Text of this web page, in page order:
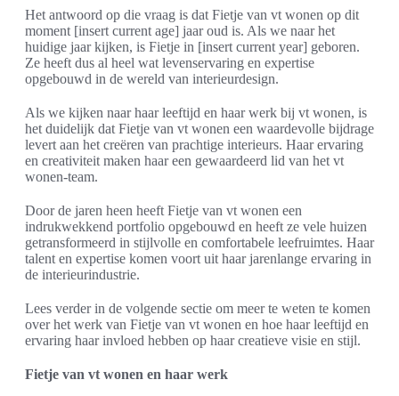
Het antwoord op die vraag is dat Fietje van vt wonen op dit
moment [insert current age] jaar oud is. Als we naar het
huidige jaar kijken, is Fietje in [insert current year] geboren.
Ze heeft dus al heel wat levenservaring en expertise
opgebouwd in de wereld van interieurdesign.
Als we kijken naar haar leeftijd en haar werk bij vt wonen, is
het duidelijk dat Fietje van vt wonen een waardevolle bijdrage
levert aan het creëren van prachtige interieurs. Haar ervaring
en creativiteit maken haar een gewaardeerd lid van het vt
wonen-team.
Door de jaren heen heeft Fietje van vt wonen een
indrukwekkend portfolio opgebouwd en heeft ze vele huizen
getransformeerd in stijlvolle en comfortabele leefruimtes. Haar
talent en expertise komen voort uit haar jarenlange ervaring in
de interieurindustrie.
Lees verder in de volgende sectie om meer te weten te komen
over het werk van Fietje van vt wonen en hoe haar leeftijd en
ervaring haar invloed hebben op haar creatieve visie en stijl.
Fietje van vt wonen en haar werk